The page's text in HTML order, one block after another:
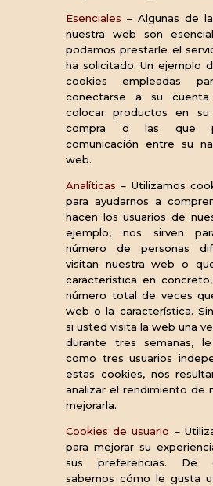
Esenciales – Algunas de
nuestra web son
podamos prestarle el
ha solicitado. Un ejemplo
cookies empleadas
conectarse a su
colocar productos en
compra o las que
comunicación entre su
web.
Analíticas – Utilizamos
para ayudarnos a
hacen los usuarios de
ejemplo, nos sirven
número de personas
visitan nuestra web o
característica en
número total de veces
web o la característica.
si usted visita la web una
durante tres semanas,
como tres usuarios
estas cookies, nos
analizar el rendimiento de
mejorarla.
Cookies de usuario –
para mejorar su
sus preferencias. De
sabemos cómo le gusta